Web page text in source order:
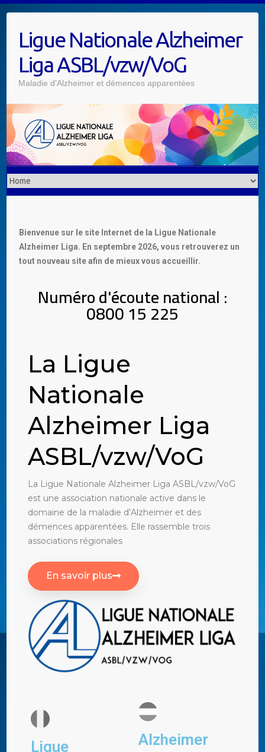
Ligue Nationale Alzheimer
Liga ASBL/vzw/VoG
Maladie d'Alzheimer et démences apparentées
Bienvenue sur le site Internet de la Ligue Nationale
Alzheimer Liga. En septembre 2026, vous retrouverez un
tout nouveau site afin de mieux vous accueillir.
Numéro d'écoute national :
0800 15 225
La Ligue
Nationale
Alzheimer Liga
ASBL/vzw/VoG
La Ligue Nationale Alzheimer Liga ASBL/vzw/VoG
est une association nationale active dans le
domaine de la maladie d’Alzheimer et des
démences apparentées. Elle rassemble trois
associations régionales
En savoir plus
Ligue
Alzheimer